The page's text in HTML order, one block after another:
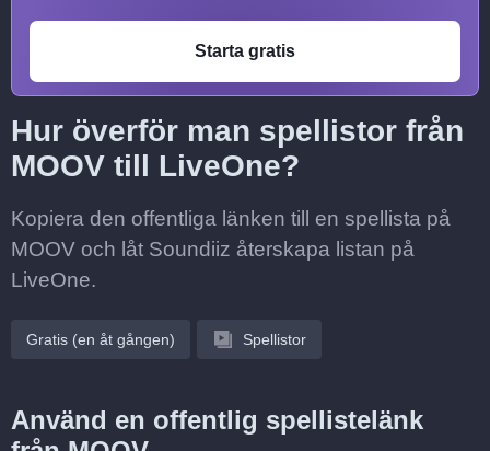
Starta gratis
Hur överför man spellistor från
MOOV till LiveOne?
Kopiera den offentliga länken till en spellista på
MOOV och låt Soundiiz återskapa listan på
LiveOne.
Gratis (en åt gången) Spellistor
Använd en offentlig spellistelänk